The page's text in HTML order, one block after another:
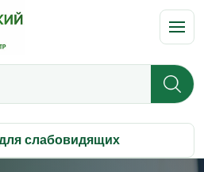
слабовидящих